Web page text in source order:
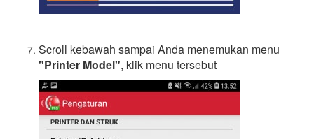
Scroll kebawah sampai Anda menemukan menu
"Printer Model", klik menu tersebut